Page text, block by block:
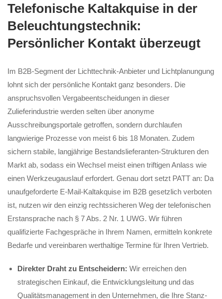
Telefonische Kaltakquise in der
Beleuchtungstechnik:
Persönlicher Kontakt überzeugt
Im B2B-Segment der Lichttechnik-Anbieter und Lichtplanungung
lohnt sich der persönliche Kontakt ganz besonders. Die
anspruchsvollen Vergabeentscheidungen in dieser
Zulieferindustrie werden selten über anonyme
Ausschreibungsportale getroffen, sondern durchlaufen
langwierige Prozesse von meist 6 bis 18 Monaten. Zudem
sichern stabile, langjährige Bestandslieferanten-Strukturen den
Markt ab, sodass ein Wechsel meist einen triftigen Anlass wie
einen Werkzeugauslauf erfordert. Genau dort setzt PATT an: Da
unaufgeforderte E-Mail-Kaltakquise im B2B gesetzlich verboten
ist, nutzen wir den einzig rechtssicheren Weg der telefonischen
Erstansprache nach § 7 Abs. 2 Nr. 1 UWG. Wir führen
qualifizierte Fachgespräche in Ihrem Namen, ermitteln konkrete
Bedarfe und vereinbaren werthaltige Termine für Ihren Vertrieb.
Direkter Draht zu Entscheidern: Wir erreichen den
strategischen Einkauf, die Entwicklungsleitung und das
Qualitätsmanagement in den Unternehmen, die Ihre Stanz-